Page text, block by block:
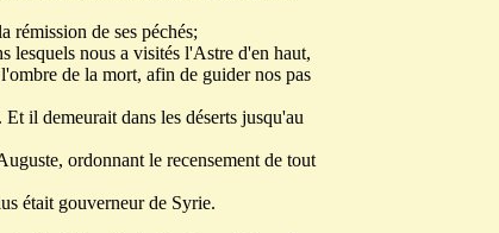
rémission de ses péchés;
lesquels nous a visités l'Astre d'en haut,
de la mort, afin de guider nos pas
il demeurait dans les déserts jusqu'au
ordonnant le recensement de tout
était gouverneur de Syrie.